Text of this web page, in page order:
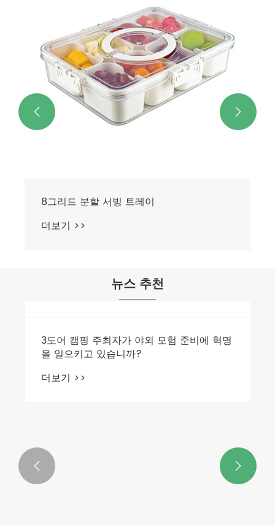
8그리드 분할 서빙 트레이
더보기 >>
 
뉴스 추천
3도어 캠핑 주최자가 야외 모험 준비에 혁명
을 일으키고 있습니까?
더보기 >>
 